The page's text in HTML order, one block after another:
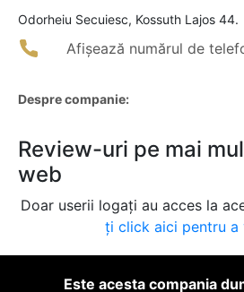
Odorheiu Secuiesc, Kossuth Lajos 44.
Afișează numărul de
Despre companie:
Review-uri pe mai
web
Doar userii logați au acces la
ți click aici pentru a
Este acesta compania